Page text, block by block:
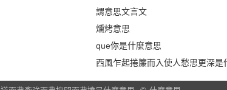
謂意思文言文
燻烤意思
que你是什麼意思
西風乍起捲簾而入使人愁思更深是